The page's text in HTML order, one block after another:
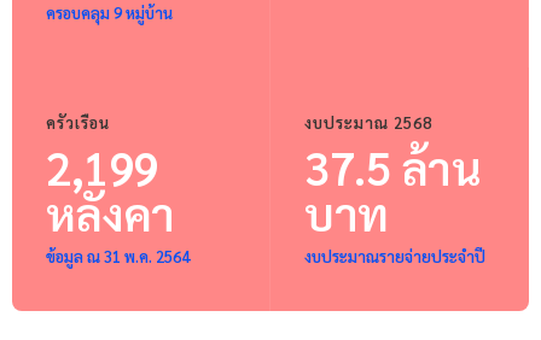
ครอบคลุม 9 หมู่บ้าน
ครัวเรือน
2,199
หลังคา
ข้อมูล ณ 31 พ.ค. 2564
งบประมาณ 2568
37.5 ล้าน
บาท
งบประมาณรายจ่ายประจำปี